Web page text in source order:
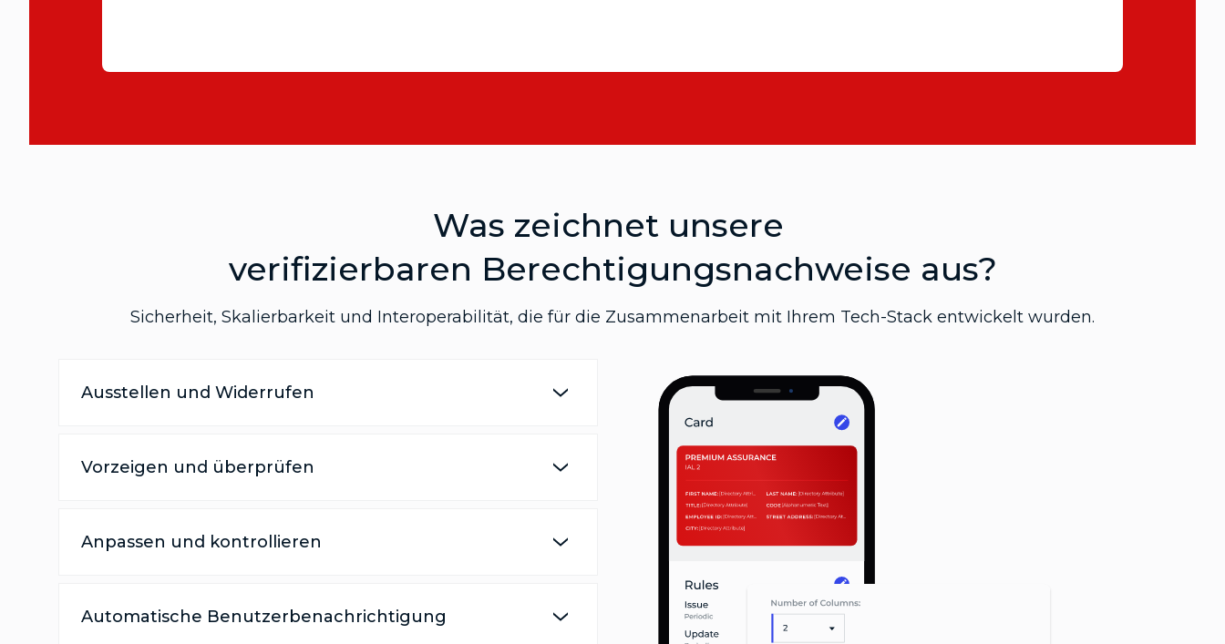
Was zeichnet unsere
verifizierbaren Berechtigungsnachweise aus?
Sicherheit, Skalierbarkeit und Interoperabilität, die für die Zusammenarbeit mit Ihrem Tech-Stack entwickelt wurden.
Ausstellen und Widerrufen
Vorzeigen und überprüfen
Anpassen und kontrollieren
Automatische Benutzerbenachrichtigung